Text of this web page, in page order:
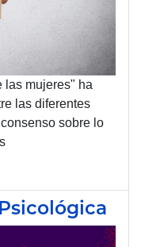
las mujeres" ha
las diferentes
sobre lo